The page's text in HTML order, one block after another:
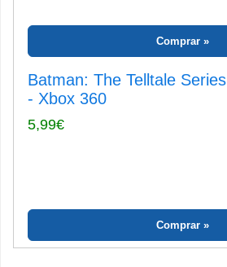
Comprar
Batman: The Telltale Series
- Xbox 360
5,99€
Comprar